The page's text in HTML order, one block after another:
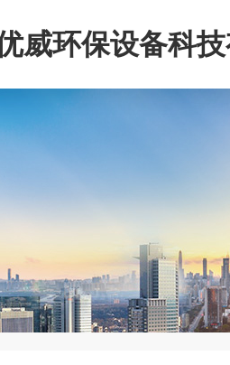
威环保设备科